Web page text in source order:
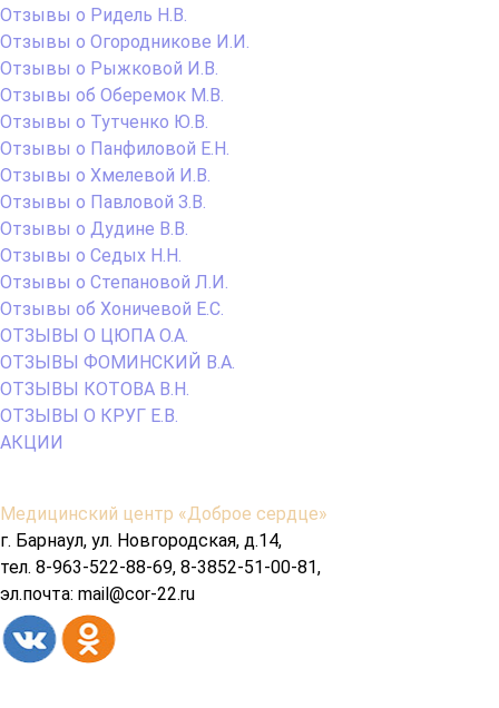
Отзывы о Ридель Н.В.
Отзывы о Огородникове И.И.
Отзывы о Рыжковой И.В.
Отзывы об Оберемок М.В.
Отзывы о Тутченко Ю.В.
Отзывы о Панфиловой Е.Н.
Отзывы о Хмелевой И.В.
Отзывы о Павловой З.В.
Отзывы о Дудине В.В.
Отзывы о Седых Н.Н.
Отзывы о Степановой Л.И.
Отзывы об Хоничевой Е.С.
ОТЗЫВЫ О ЦЮПА О.А.
ОТЗЫВЫ ФОМИНСКИЙ В.А.
ОТЗЫВЫ КОТОВА В.Н.
ОТЗЫВЫ О КРУГ Е.В.
АКЦИИ
Содержимое
подвала
Медицинский центр «Доброе сердце»
г. Барнаул, ул. Новгородская, д.14,
тел. 8-963-522-88-69, 8-3852-51-00-81,
эл.почта: mail@cor-22.ru